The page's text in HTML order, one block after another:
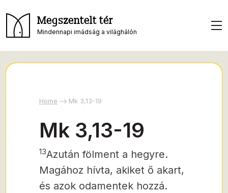
Megszentelt tér
Mindennapi imádság a világhálón
Home Mk 3,13-19
Mk 3,13-19
13Azután fölment a hegyre.
Magához hívta, akiket ő akart,
és azok odamentek hozzá.